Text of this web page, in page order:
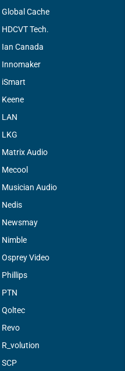
Global Cache
HDCVT Tech.
Ian Canada
Innomaker
iSmart
Keene
LAN
LKG
Matrix Audio
Mecool
Musician Audio
Nedis
Newsmay
Nimble
Osprey Video
Phillips
PTN
Qoltec
Revo
R_volution
SCP